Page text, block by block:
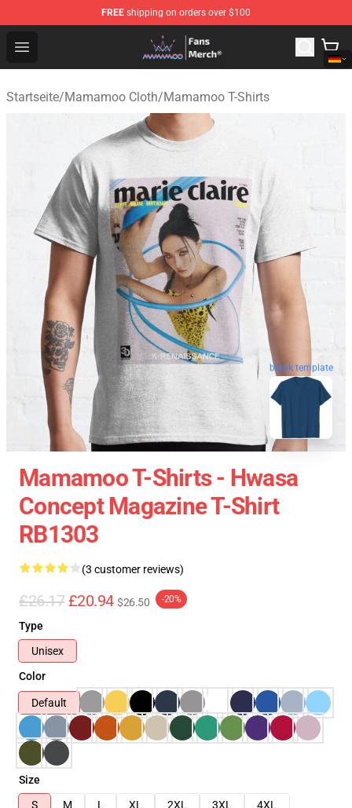
FREE shipping on orders over $100
Open menu
Mamamoo Store - Official Mamamoo Merchandise Shop
Startseite/Mamamoo Cloth/Mamamoo T-Shirts
blank template
Mamamoo T-Shirts - Hwasa
Concept Magazine T-Shirt
RB1303
(3 customer reviews)
£26.17 £20.94 $26.50 -20%
Type
Unisex
Color
Default
Size
S
M L XL 2XL 3XL
4XL